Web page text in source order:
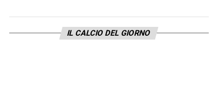
IL CALCIO DEL GIORNO